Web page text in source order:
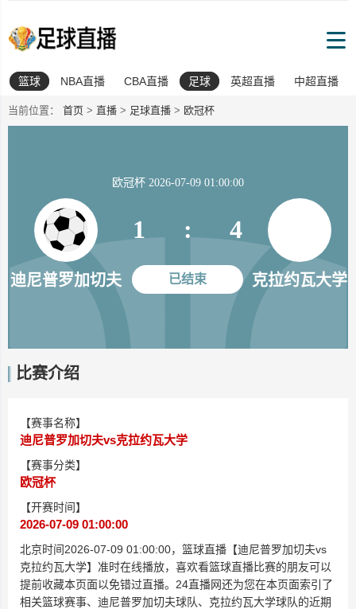
篮球 NBA直播 CBA直播 足球 英超直播 中超直播
当前位置： 首页 > 直播 > 足球直播 > 欧冠杯
欧冠杯 2026-07-09 01:00:00
迪尼普罗加切夫
1 : 4
已结束 克拉约瓦大学
比赛介绍
【赛事名称】
迪尼普罗加切夫vs克拉约瓦大学
【赛事分类】
欧冠杯
【开赛时间】
2026-07-09 01:00:00
北京时间2026-07-09 01:00:00，篮球直播【迪尼普罗加切夫vs
克拉约瓦大学】准时在线播放，喜欢看篮球直播比赛的朋友可以
提前收藏本页面以免错过直播。24直播网还为您在本页面索引了
相关篮球赛事、迪尼普罗加切夫球队、克拉约瓦大学球队的近期